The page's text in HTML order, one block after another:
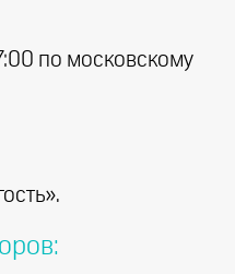
по московскому